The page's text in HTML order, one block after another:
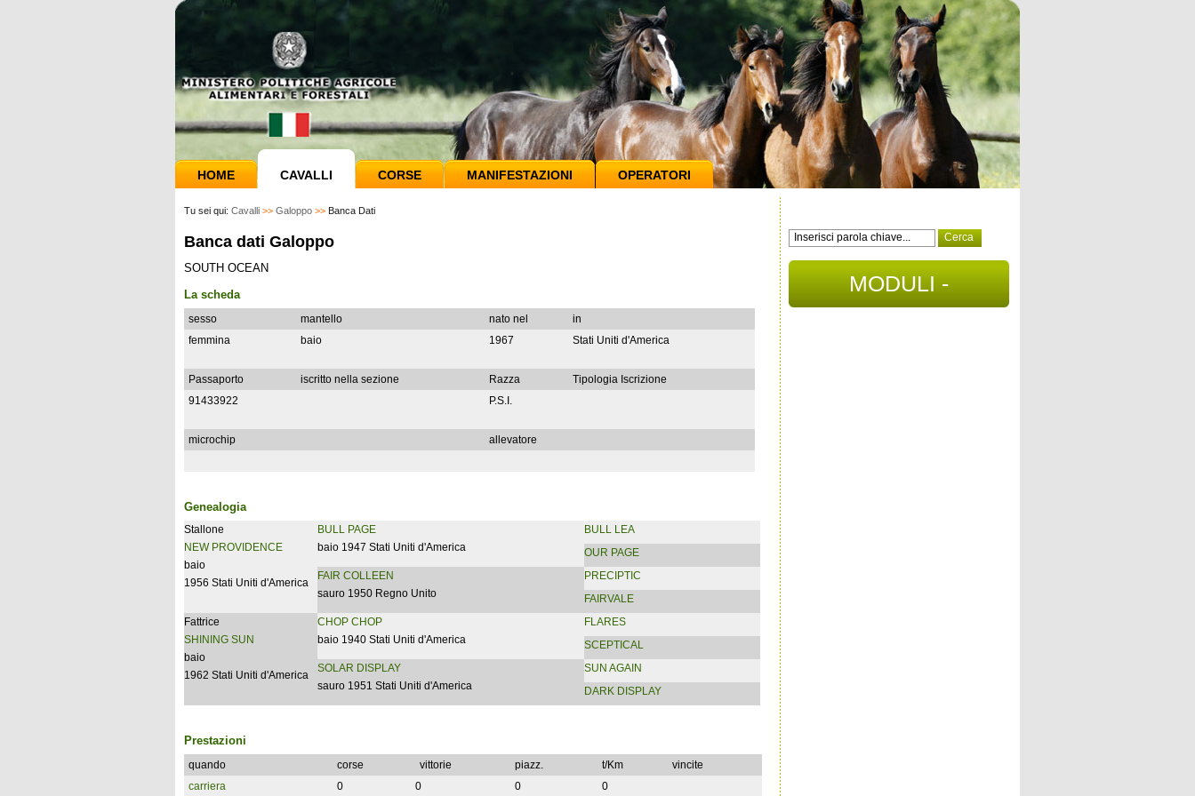
HOME CAVALLI CORSE MANIFESTAZIONI OPERATORI
Tu sei qui: Cavalli >> Galoppo >> Banca Dati
Banca dati Galoppo
SOUTH OCEAN
La scheda
sesso mantello nato nel
in
femmina
baio 1967 Stati Uniti d'America
Passaporto iscritto nella sezione Razza
Tipologia Iscrizione
91433922
P.S.I.
microchip allevatore
Genealogia
Stallone
NEW PROVIDENCE
baio
1956 Stati Uniti d'America
BULL PAGE
baio 1947 Stati Uniti d'America
FAIR COLLEEN
sauro 1950 Regno Unito
BULL LEA
OUR PAGE
PRECIPTIC
FAIRVALE
Fattrice
SHINING SUN
baio
1962 Stati Uniti d'America
CHOP CHOP
baio 1940 Stati Uniti d'America
SOLAR DISPLAY
sauro 1951 Stati Uniti d'America
FLARES
SCEPTICAL
SUN AGAIN
DARK DISPLAY
Prestazioni
quando corse vittorie piazz. t/Km
vincite
carriera
0 0 0 0
MODULI -